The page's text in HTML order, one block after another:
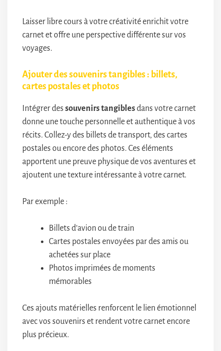
Laisser libre cours à votre créativité enrichit votre
carnet et offre une perspective différente sur vos
voyages.
Ajouter des souvenirs tangibles : billets,
cartes postales et photos
Intégrer des souvenirs tangiblesdans votre carnet
donne une touche personnelle et authentique à vos
récits. Collez-y des billets de transport, des cartes
postales ou encore des photos. Ces éléments
apportent une preuve physique de vos aventures et
ajoutent une texture intéressante à votre carnet.
Par exemple :
Billets d’avion ou de train
Cartes postales envoyées par des amis ou
achetées sur place
Photos imprimées de moments
mémorables
Ces ajouts matérielles renforcent le lien émotionnel
avec vos souvenirs et rendent votre carnet encore
plus précieux.